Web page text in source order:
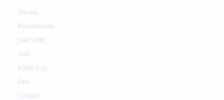
Nieuws
Evenementen
Over VMM
Jobs
Publicaties
Pers
Contact